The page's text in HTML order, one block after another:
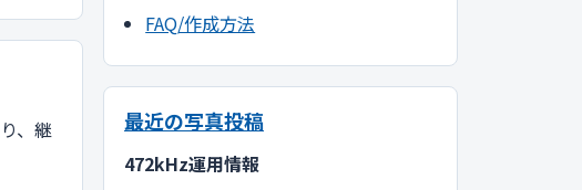
、継
FAQ/作成方法
最近の写真投稿
472kHz運用情報